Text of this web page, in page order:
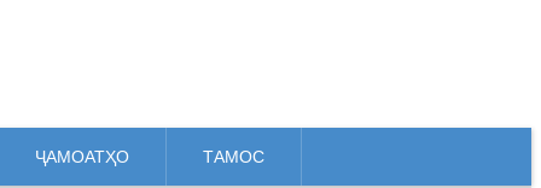
ҶАМОАТҲО ТАМОС